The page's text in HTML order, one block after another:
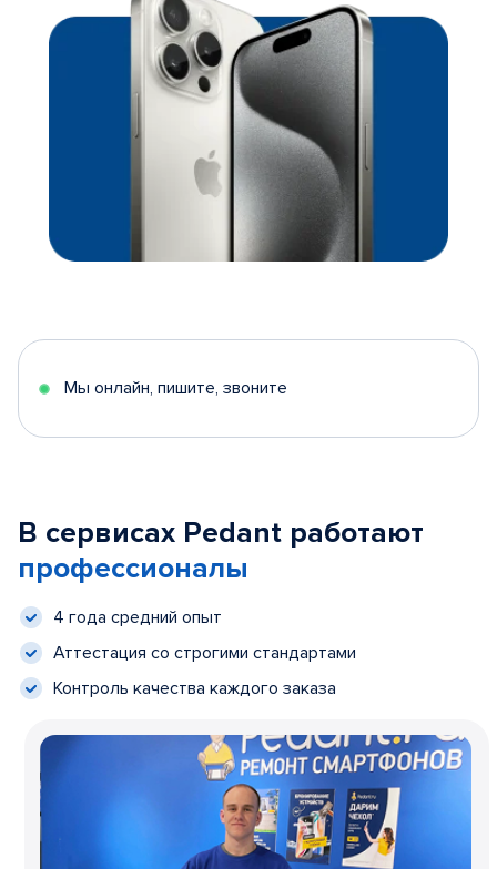
Мы онлайн, пишите, звоните
В сервисах Pedant работают
профессионалы
4 года средний опыт
Аттестация со строгими стандартами
Контроль качества каждого заказа